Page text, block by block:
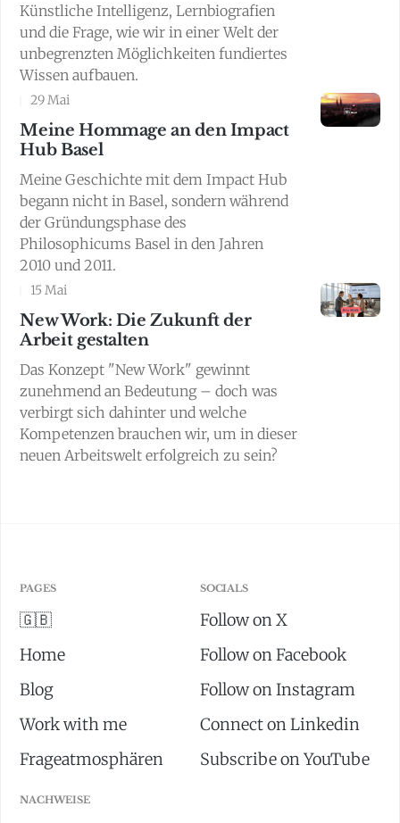
Künstliche Intelligenz, Lernbiografien
und die Frage, wie wir in einer Welt der
unbegrenzten Möglichkeiten fundiertes
Wissen aufbauen.
29 Mai
Meine Hommage an den Impact
Hub Basel
Meine Geschichte mit dem Impact Hub
begann nicht in Basel, sondern während
der Gründungsphase des
Philosophicums Basel in den Jahren
2010 und 2011.
15 Mai
New Work: Die Zukunft der
Arbeit gestalten
Das Konzept "New Work" gewinnt
zunehmend an Bedeutung – doch was
verbirgt sich dahinter und welche
Kompetenzen brauchen wir, um in dieser
neuen Arbeitswelt erfolgreich zu sein?
PAGES
🇬🇧
Home
Blog
Work with me
Frageatmosphären
SOCIALS
Follow on X
Follow on Facebook
Follow on Instagram
Connect on Linkedin
Subscribe on YouTube
NACHWEISE